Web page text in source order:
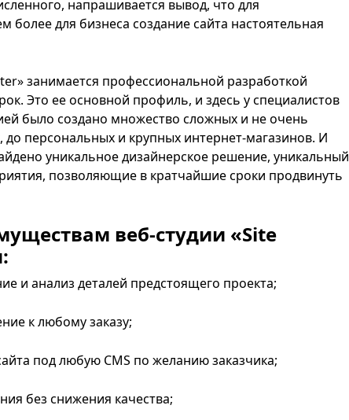
напрашивается вывод, что для
более для бизнеса создание сайта настоятельная
занимается профессиональной разработкой
Это ее основной профиль, и здесь у специалистов
было создано множество сложных и не очень
до персональных и крупных интернет-магазинов. И
уникальное дизайнерское решение, уникальный
позволяющие в кратчайшие сроки продвинуть
веб-студии «Site
и анализ деталей предстоящего проекта;
к любому заказу;
под любую CMS по желанию заказчика;
без снижения качества;